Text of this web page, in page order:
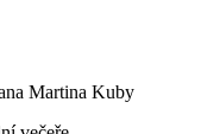
Martina Kuby